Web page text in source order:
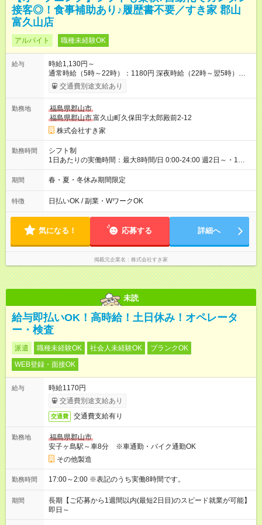
接客◎！食事補助あり♪履歴書不要／すき家 郡山
富久山店
アルバイト 職種未経験OK
給与
時給1,130円～
通常時給（5時～22時）：1180円 深夜時給（22時～翌5時）：
1475円 高校生時給：1130円 【特別手当】早朝手当（5：00-9：
00）時給+150円 【試用期間】試用期間あり 試用期間の長さ：1
30日（※条件変更なし）ですが、切り上げで一ヶ月とさせてい
ただきます。 研修制度あり：15時間(研修中も同時給）
交通費別途支給あり
勤務地
福島県郡山市
福島県郡山市富久山町久保田字太郎殿前2-12
株式会社すき家
勤務時間
シフト制
1日あたりの実働時間：最大8時間/日 0:00-24:00 週2日～・1日
2h～OK ＜シフト例＞ 〇朝帯 5:00-9:00 〇昼帯 9:00-14:00 〇午
後帯 14:00-18:00 〇夜帯 18:00-22:00 〇深夜帯 22:00-翌5:00 基
ます♪
期間 春・夏・冬休み期間限定
特徴 日払いOK / 副業・WワークOK
気になる！ 応募する 詳細へ
掲載元企業名 株式会社すき家
未読
給与即払いOK！高時給！土日休み！オペレータ
ー・検査
派遣 職種未経験OK 社会人未経験OK
ブランクOK
WEB登録・面接OK
給与
時給1170円
交通費別途支給あり
交通費 交通費支給有り
勤務地
福島県郡山市
安子ヶ島駅～車8分 ※車通勤・バイク通勤OK
その他製造
勤務時間 17:00～2:00 ※表記のうち実働8時間です。
期間
長期【ご応募から1週間以内(最短2日目)のスピード就業が可能】
即日～